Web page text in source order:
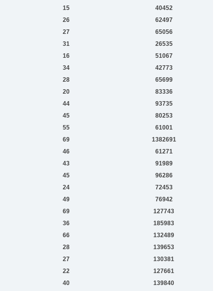
15
40452
26
62497
27
65056
31
26535
16
51067
34
42773
28
65699
20
83336
44
93735
45
80253
55
61001
69
1382691
46
61271
43
91989
45
96286
24
72453
49
76942
69
127743
36
185983
66
132489
28
139653
27
130381
22
127661
40
139840